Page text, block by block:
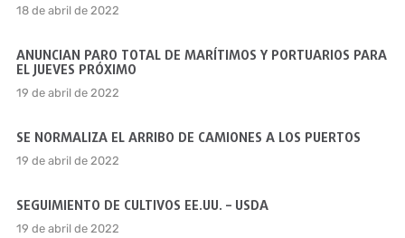
18 de abril de 2022
ANUNCIAN PARO TOTAL DE MARÍTIMOS Y PORTUARIOS PARA
EL JUEVES PRÓXIMO
19 de abril de 2022
SE NORMALIZA EL ARRIBO DE CAMIONES A LOS PUERTOS
19 de abril de 2022
SEGUIMIENTO DE CULTIVOS EE.UU. – USDA
19 de abril de 2022